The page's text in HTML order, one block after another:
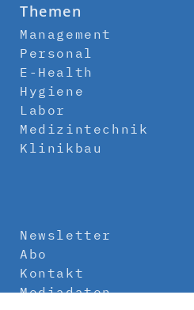
Themen
Management
Personal
E-Health
Hygiene
Labor
Medizintechnik
Klinikbau
Newsletter
Abo
Kontakt
Mediadaten